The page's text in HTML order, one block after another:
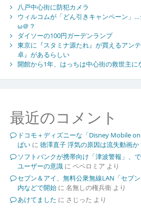
八戸中心街に防犯カメラ
ウィルコムが「どん引きキャンペーン」
ω＠？
ダイソーの100円ガーデンランプ
東京に『スタミナ源たれ』が買えるアン
卓』があるらしい
開館から1年、はっちは中心街の救世主に
最近のコメント
ドコモ＋ディズニーな「Disney Mobile
ぱいに 徳澤直子 浮気の原因は流失動画か
ソフトバンクが携帯向け「津波警報」、
ユーザーの意識に ペペロミア より
セブン＆アイ、無料公衆無線LAN「セブ
内などで開始に 名無しの権兵衛より
あけてました に さじった より